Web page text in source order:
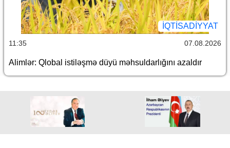
İQTİSADİYYAT
11:35 07.08.2026
Alimlər: Qlobal istiləşmə düyü məhsuldarlığını azaldır